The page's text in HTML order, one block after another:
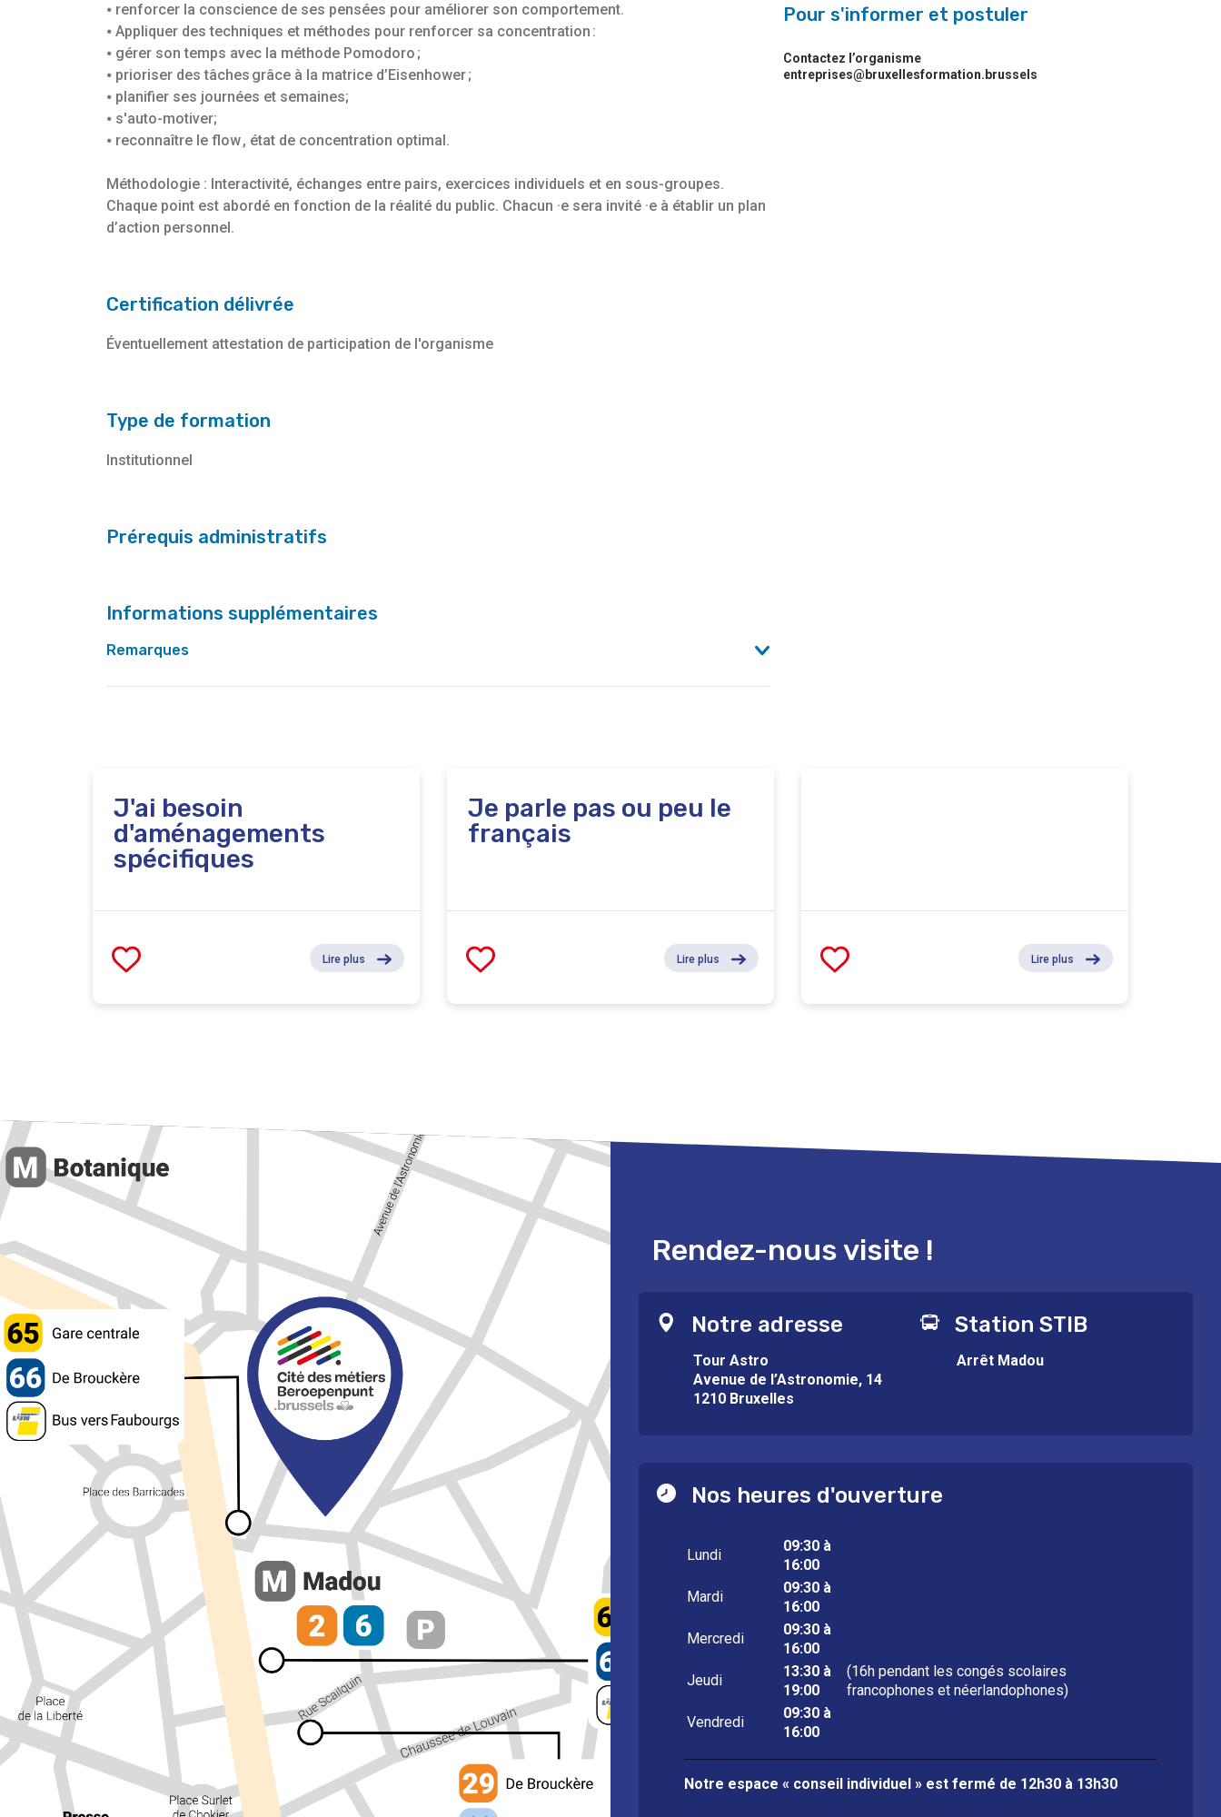
⦁ renforcer la conscience de ses pensées pour améliorer son comportement.
⦁ Appliquer des techniques et méthodes pour renforcer sa concentration :
⦁ gérer son temps avec la méthode Pomodoro ;
⦁ prioriser des tâches grâce à la matrice d’Eisenhower ;
⦁ planifier ses journées et semaines;
⦁ s'auto-motiver;
⦁ reconnaître le flow , état de concentration optimal.
Méthodologie : Interactivité, échanges entre pairs, exercices individuels et en sous-groupes.
Chaque point est abordé en fonction de la réalité du public. Chacun ·e sera invité ·e à établir un plan
d’action personnel.
Certification délivrée
Éventuellement attestation de participation de l'organisme
Type de formation
Institutionnel
Prérequis administratifs
Informations supplémentaires
Remarques
Pour s'informer et postuler
Contactez l’organisme
entreprises@bruxellesformation.brussels
J'ai besoin
d'aménagements
spécifiques
Lire plus
Je parle pas ou peu le
français
Lire plus Lire plus
Rendez-nous visite !
Notre adresse
Tour Astro
Avenue de l’Astronomie, 14
1210 Bruxelles
Station STIB
Arrêt Madou
Nos heures d'ouverture
Lundi
09:30 à
16:00
Mardi
09:30 à
16:00
Mercredi
09:30 à
16:00
Jeudi
13:30 à
19:00
(16h pendant les congés scolaires
francophones et néerlandophones)
Vendredi
09:30 à
16:00
Notre espace « conseil individuel » est fermé de 12h30 à 13h30